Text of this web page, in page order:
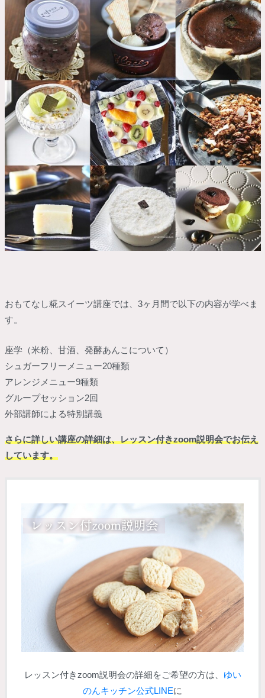
おもてなし糀スイーツ講座では、3ヶ月間で以下の内容が学べま
す。
座学（米粉、甘酒、発酵あんこについて）
シュガーフリーメニュー20種類
アレンジメニュー9種類
グループセッション2回
外部講師による特別講義
さらに詳しい講座の詳細は、レッスン付きzoom説明会でお伝え
しています。
レッスン付きzoom説明会の詳細をご希望の方は、 ゆい
のんキッチン公式LINEに